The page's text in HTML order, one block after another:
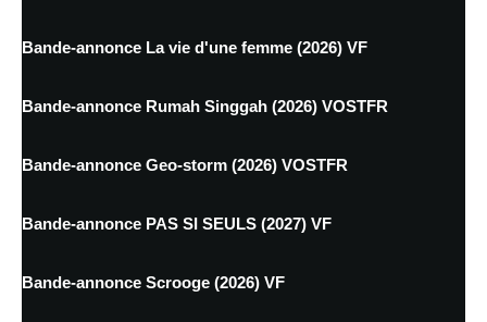
Bande-annonce La vie d'une femme (2026) VF
Bande-annonce Rumah Singgah (2026) VOSTFR
Bande-annonce Geo-storm (2026) VOSTFR
Bande-annonce PAS SI SEULS (2027) VF
Bande-annonce Scrooge (2026) VF